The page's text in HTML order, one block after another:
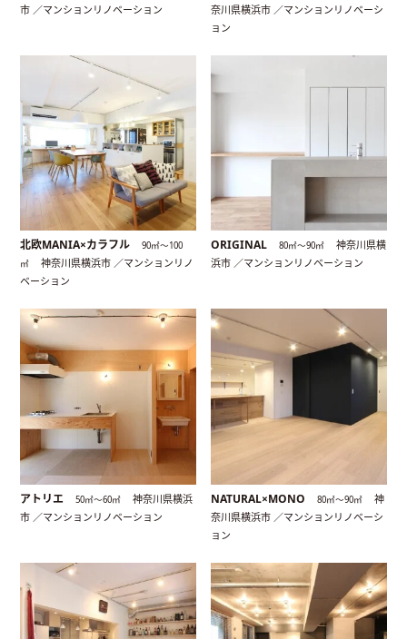
市 ／マンションリノベーション
奈川県横浜市 ／マンションリノベーシ
ョン
北欧MANIA×カラフル
90㎡〜100
㎡
神奈川県横浜市 ／マンションリノ
ベーション
ORIGINAL 80㎡〜90㎡
神奈川県横
浜市 ／マンションリノベーション
アトリエ 50㎡〜60㎡
神奈川県横浜
市 ／マンションリノベーション
NATURAL×MONO 80㎡〜90㎡
神
奈川県横浜市 ／マンションリノベーシ
ョン